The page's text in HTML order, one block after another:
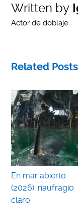
Written by
Actor de doblaje
Related Posts
En mar abierto
(2026): naufragio
claro